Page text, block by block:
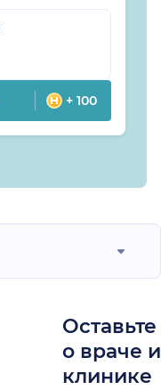
+ 100
о враче
клинике